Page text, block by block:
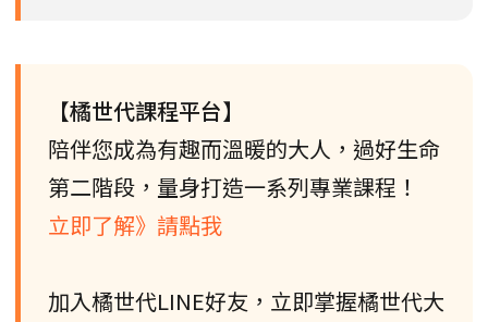
【橘世代課程平台】
陪伴您成為有趣而溫暖的大人，過好生命
第二階段，量身打造一系列專業課程！
立即了解》請點我
加入橘世代LINE好友，立即掌握橘世代大